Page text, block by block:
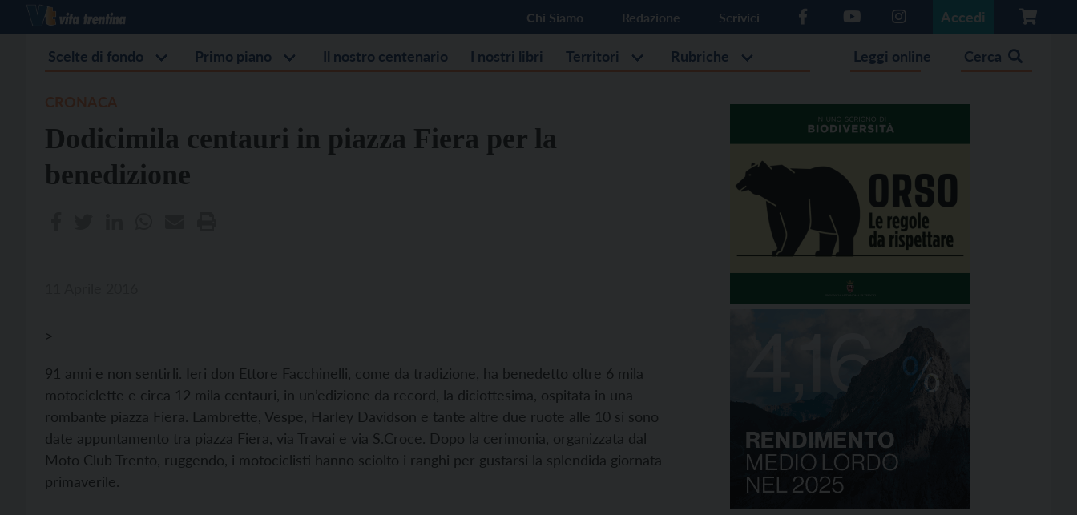
Chi Siamo Redazione Scrivici Accedi
Scelte di fondo Primo piano Il nostro centenario I nostri libri Territori Rubriche Leggi online Cerca
Dodicimila centauri in piazza Fiera per la
benedizione
>
91 anni e non sentirli. Ieri don Ettore Facchinelli, come da tradizione, ha benedetto oltre 6 mila
motociclette e circa 12 mila centauri, in un’edizione da record, la diciottesima, ospitata in una
rombante piazza Fiera. Lambrette, Vespe, Harley Davidson e tante altre due ruote alle 10 si sono
date appuntamento tra piazza Fiera, via Travai e via S.Croce. Dopo la cerimonia, organizzata dal
Moto Club Trento, ruggendo, i motociclisti hanno sciolto i ranghi per gustarsi la splendida giornata
primaverile.